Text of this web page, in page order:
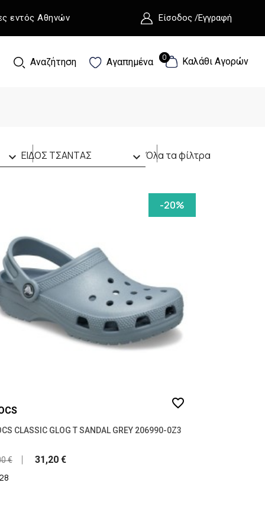
εντός Αθηνών Είσοδος /Εγγραφή
Αναζήτηση Αγαπημένα 0 Καλάθι Αγορών
0
ΕΙΔΟΣ ΤΣΑΝΤΑΣ

(2)
Όλα τα φίλτρα

CLASSIC GLOG T SANDAL GREY 206990-0Z3
€
31,20 €
-20%
favorite_border